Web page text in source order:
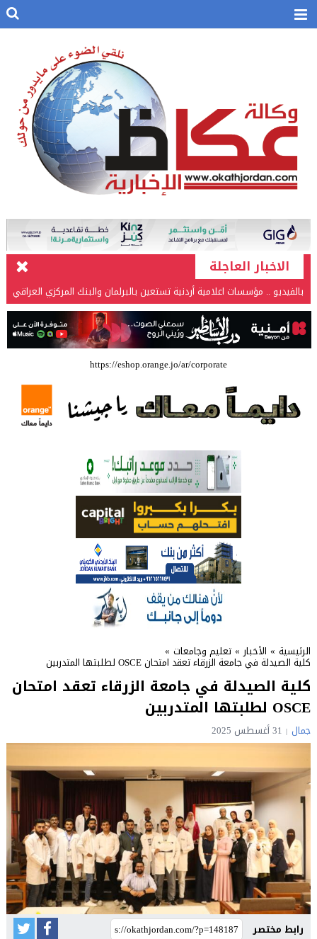
الاخبار العاجلة
بالفيديو .. مؤسسات اعلامية أردنية تستعين بالبرلمان والبنك المركزي العراقي
في قضيتها مع طارق الحسن
بالفيديو .. إرادة القائد ثم التعليم ثم الصناعة والزراعة قذفت ببنجلاديش خلال
عشرين عاما من دخل الفرد ٤٠٠$ سنويا الى ٦٠٠٠ $ ، فهل نستطيع ؟؟؟؟؟
شركة تسابيح للسياحة والسفر تسير اول رحلة لحجاج بيت الله الحرام عبر مطار
الملكة علياء الدولي – صور
العلمية الثقافية الأردنية
حملة للتبرع بالدم في جامعة الزيتونة الأردنية
https://eshop.orange.jo/ar/corporate
الرئيسية » الأخبار » تعليم وجامعات »
كلية الصيدلة في جامعة الزرقاء تعقد امتحان OSCE لطلبتها المتدربين
كلية الصيدلة في جامعة الزرقاء تعقد امتحان
OSCE لطلبتها المتدربين
جمال 31 أغسطس 2025
رابط مختصر